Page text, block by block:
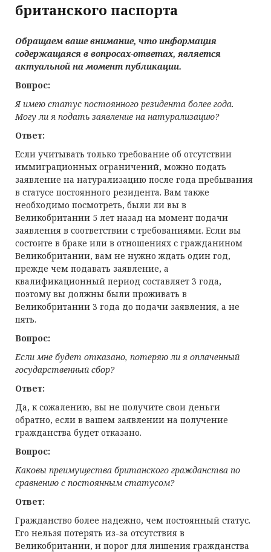
британского паспорта
Обращаем ваше внимание, что информация
содержащаяся в вопросах-ответах, является
актуальной на момент публикации.
Вопрос:
Я имею статус постоянного резидента более года.
Могу ли я подать заявление на натурализацию?
Ответ:
Если учитывать только требование об отсутствии
иммиграционных ограничений, можно подать
заявление на натурализацию после года пребывания
в статусе постоянного резидента. Вам также
необходимо посмотреть, были ли вы в
Великобритании 5 лет назад на момент подачи
заявления в соответствии с требованиями. Если вы
состоите в браке или в отношениях с гражданином
Великобритании, вам не нужно ждать один год,
прежде чем подавать заявление, а
квалификационный период составляет 3 года,
поэтому вы должны были проживать в
Великобритании 3 года до подачи заявления, а не
пять.
Вопрос:
Если мне будет отказано, потеряю ли я оплаченный
государственный сбор?
Ответ:
Да, к сожалению, вы не получите свои деньги
обратно, если в вашем заявлении на получение
гражданства будет отказано.
Вопрос:
Каковы преимущества британского гражданства по
сравнению с постоянным статусом?
Ответ:
Гражданство более надежно, чем постоянный статус.
Его нельзя потерять из-за отсутствия в
Великобритании, и порог для лишения гражданства